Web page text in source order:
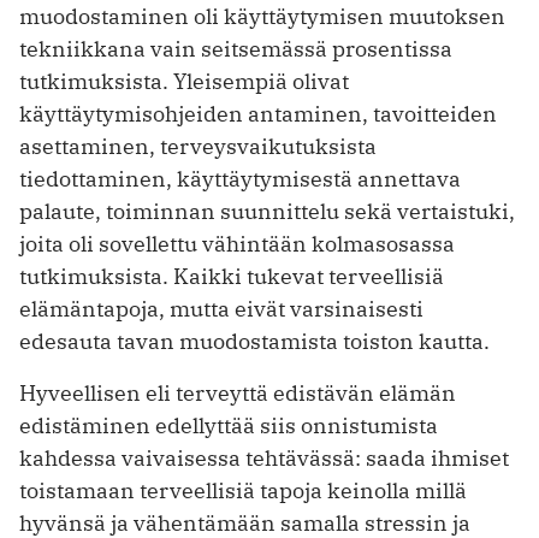
muodostaminen oli käyttäytymisen muutoksen
tekniikkana vain seitsemässä prosentissa
tutkimuksista. Yleisempiä olivat
käyttäytymisohjeiden antaminen, tavoitteiden
asettaminen, terveysvaikutuksista
tiedottaminen, käyttäytymisestä annettava
palaute, toiminnan suunnittelu sekä vertaistuki,
joita oli sovellettu vähintään kolmasosassa
tutkimuksista. Kaikki tukevat terveellisiä
elämäntapoja, mutta eivät varsinaisesti
edesauta tavan muodostamista toiston kautta.
Hyveellisen eli terveyttä edistävän elämän
edistäminen edellyttää siis onnistumista
kahdessa vaivaisessa tehtävässä: saada ihmiset
toistamaan terveellisiä tapoja keinolla millä
hyvänsä ja vähentämään samalla stressin ja